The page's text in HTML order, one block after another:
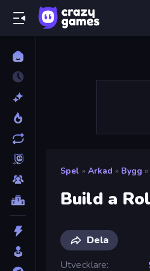
Spel » Arkad » Bygg »
Build a
Dela
Utvecklare